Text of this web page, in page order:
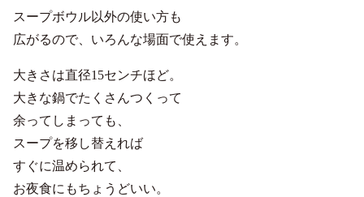
スープボウル以外の使い方も
広がるので、いろんな場面で使えます。
大きさは直径15センチほど。
大きな鍋でたくさんつくって
余ってしまっても、
スープを移し替えれば
すぐに温められて、
お夜食にもちょうどいい。